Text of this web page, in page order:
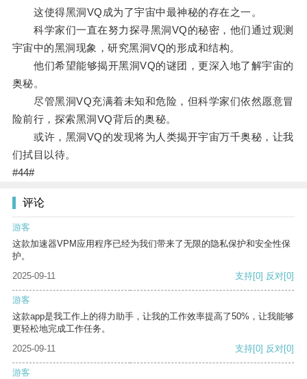
这使得黑洞VQ成为了宇宙中最神秘的存在之一。
科学家们一直在努力探寻黑洞VQ的秘密，他们通过观测
宇宙中的黑洞现象，研究黑洞VQ的形成和结构。
他们希望能够揭开黑洞VQ的谜团，更深入地了解宇宙的
奥秘。
尽管黑洞VQ充满着未知和危险，但科学家们依然愿意冒
险前行，探索黑洞VQ背后的奥秘。
或许，黑洞VQ的发现将为人类揭开宇宙万千奥秘，让我
们拭目以待。
#44#
评论
游客
这款加速器VPM应用程序已经为我们带来了无限的隐私保护和安全性保
护。
2025-09-11
支持[0] 反对[0]
游客
这款app是我工作上的得力助手，让我的工作效率提高了50%，让我能够
更轻松地完成工作任务。
2025-09-11
支持[0] 反对[0]
游客